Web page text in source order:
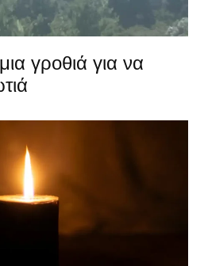
γροθιά για να